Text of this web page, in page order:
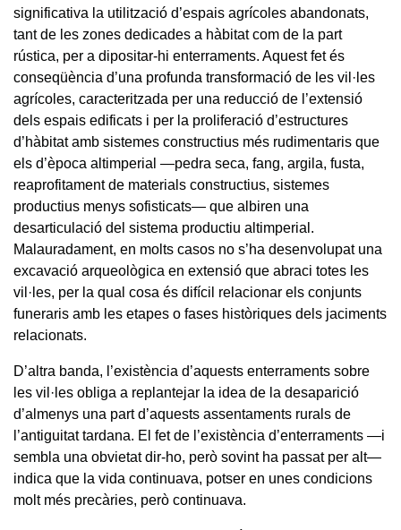
significativa la utilització d’espais agrícoles abandonats,
tant de les zones dedicades a hàbitat com de la part
rústica, per a dipositar-hi enterraments. Aquest fet és
conseqüència d’una profunda transformació de les vil·les
agrícoles, caracteritzada per una reducció de l’extensió
dels espais edificats i per la proliferació d’estructures
d’hàbitat amb sistemes constructius més rudimentaris que
els d’època altimperial —pedra seca, fang, argila, fusta,
reaprofitament de materials constructius, sistemes
productius menys sofisticats— que albiren una
desarticulació del sistema productiu altimperial.
Malauradament, en molts casos no s’ha desenvolupat una
excavació arqueològica en extensió que abraci totes les
vil·les, per la qual cosa és difícil relacionar els conjunts
funeraris amb les etapes o fases històriques dels jaciments
relacionats.
D’altra banda, l’existència d’aquests enterraments sobre
les vil·les obliga a replantejar la idea de la desaparició
d’almenys una part d’aquests assentaments rurals de
l’antiguitat tardana. El fet de l’existència d’enterraments —i
sembla una obvietat dir-ho, però sovint ha passat per alt—
indica que la vida continuava, potser en unes condicions
molt més precàries, però continuava.